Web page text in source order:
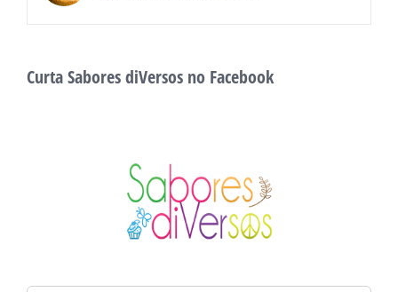
Curta Sabores diVersos no Facebook